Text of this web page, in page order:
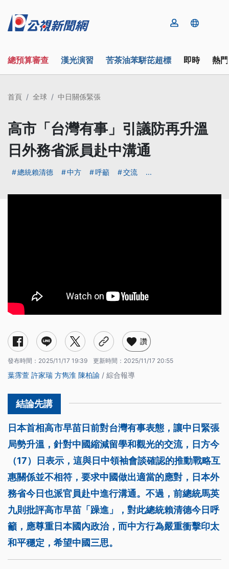
總預算審查 漢光演習 苦茶油苯駢芘超標 即時 熱
首頁 全球 中日關係緊張
高市「台灣有事」引議防再升溫
日外務省派員赴中溝通
總統賴清德 中方 呼籲 交流 ...
讚
發布時間： 2025/11/17 19:39 更新時間： 2025/11/17 20:55
葉霈萱 許家瑞 方雋淮 陳柏諭 / 綜合報導
日本首相高市早苗日前對台灣有事表態，讓中日緊張
局勢升溫，針對中國縮減留學和觀光的交流，日方今
（17）日表示，這與日中領袖會談確認的推動戰略互
惠關係並不相符，要求中國做出適當的應對，日本外
務省今日也派官員赴中進行溝通。不過，前總統馬英
九則批評高市早苗「躁進」，對此總統賴清德今日呼
籲，應尊重日本國內政治，而中方行為嚴重衝擊印太
和平穩定，希望中國三思。